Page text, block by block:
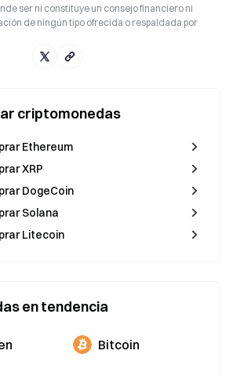
ser ni constituye un consejo financiero ni
de ningún tipo ofrecida o respaldada por
criptomonedas
Ethereum
XRP
DogeCoin
Solana
Litecoin
en tendencia
Bitcoin